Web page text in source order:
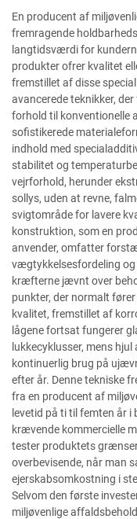
En producent af
fremragende
langtidsværdi for
produkter ofrer kvalitet
fremstillet af disse
avancerede teknikker,
forhold til konventionelle
sofistikerede
indhold med
stabilitet og
vejrforhold, herunder
sollys, uden at revne,
svigtområde for lavere
konstruktion, som en
anvender, omfatter
vægtykkelsesfordeling
kræfterne jævnt over
punkter, der normalt
kvalitet, fremstillet af
lågene fortsat fungerer
lukkecyklusser, mens
kontinuerlig brug på
efter år. Denne tekniske
fra en producent af
levetid på ti til femten år
krævende kommercielle
tester produktets
overbevisende, når man
ejerskabsomkostning i
Selvom den første
miljøvenlige